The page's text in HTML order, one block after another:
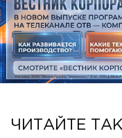
ЧИТАЙТЕ